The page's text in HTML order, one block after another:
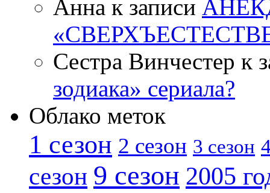
Анна к записи
Сестра Винчестер к
зодиака» сериала?
Облако меток
1 сезон 2 сезон 3 сезон
сезон 9 сезон 2005